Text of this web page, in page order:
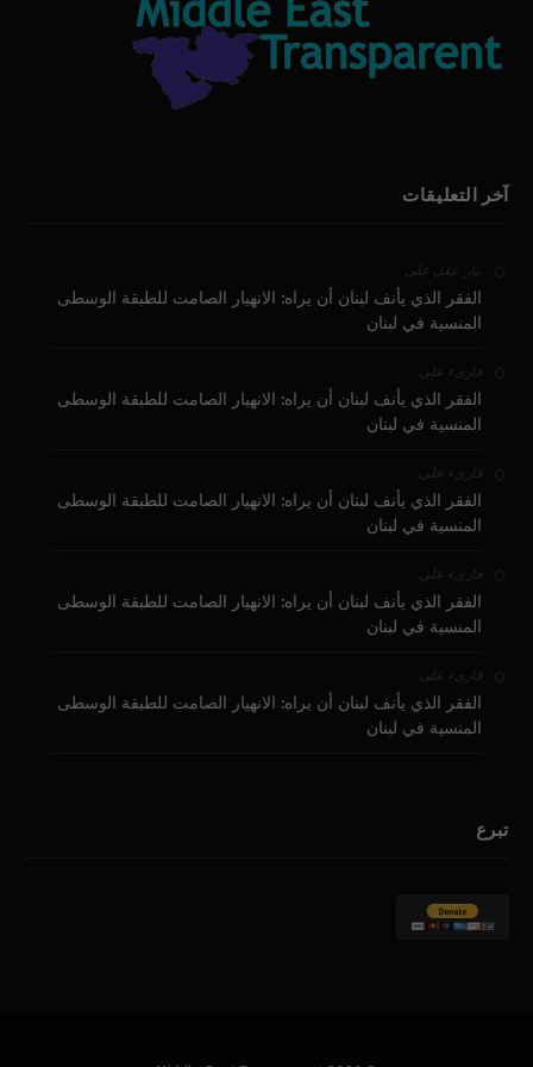
آخر التعليقات
بيار عقل على
الفقر الذي يأنف لبنان أن يراه: الانهيار الصامت للطبقة الوسطى
المنسية في لبنان
قارىء على
الفقر الذي يأنف لبنان أن يراه: الانهيار الصامت للطبقة الوسطى
المنسية في لبنان
قارىء على
الفقر الذي يأنف لبنان أن يراه: الانهيار الصامت للطبقة الوسطى
المنسية في لبنان
قارىء على
الفقر الذي يأنف لبنان أن يراه: الانهيار الصامت للطبقة الوسطى
المنسية في لبنان
قارىء على
الفقر الذي يأنف لبنان أن يراه: الانهيار الصامت للطبقة الوسطى
المنسية في لبنان
تبرع